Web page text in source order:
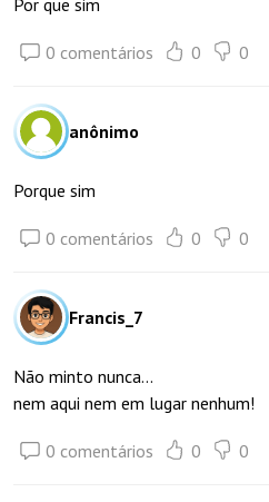
Por que sim
0 comentários 0 0
anônimo
Porque sim
0 comentários 0 0
Francis_7
Não minto nunca...
nem aqui nem em lugar nenhum!
0 comentários 0 0